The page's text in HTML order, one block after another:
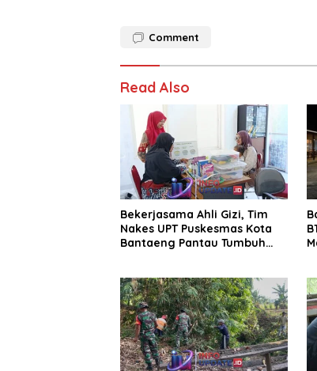
Comment
Read Also
Bekerjasama Ahli Gizi, Tim
Nakes UPT Puskesmas Kota
Bantaeng Pantau Tumbuh